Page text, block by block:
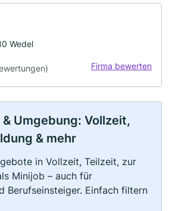
Wedel
Firma bewerten
Umgebung: Vollzeit,
& mehr
in Vollzeit, Teilzeit, zur
Minijob – auch für
Berufseinsteiger. Einfach filtern